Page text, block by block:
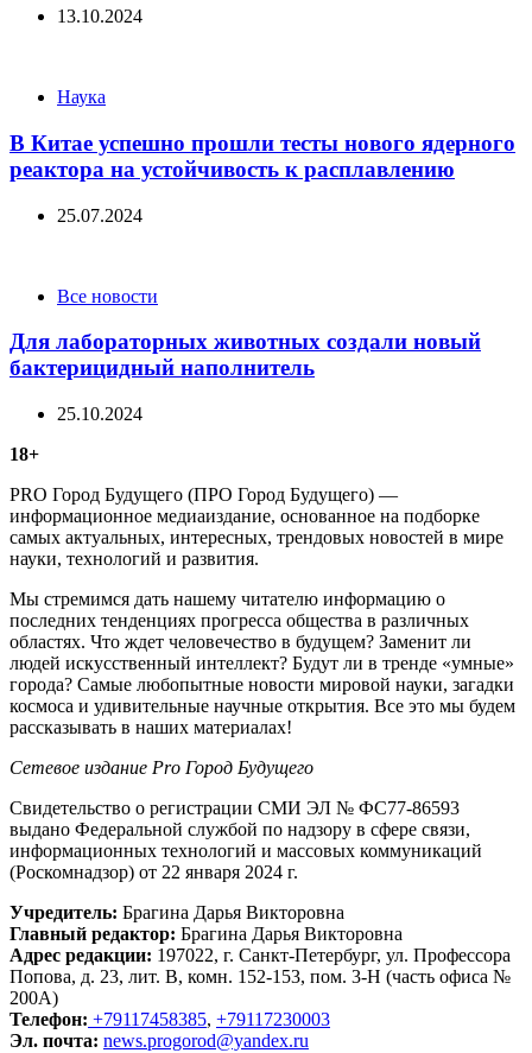
13.10.2024
Categories
Наука
В Китае успешно прошли тесты нового ядерного
реактора на устойчивость к расплавлению
25.07.2024
CategoriesВсе новости
Для лабораторных животных создали новый
бактерицидный наполнитель
25.10.2024
18+
PRO Город Будущего (ПРО Город Будущего) —
информационное медиаиздание, основанное на подборке
самых актуальных, интересных, трендовых новостей в мире
науки, технологий и развития.
Мы стремимся дать нашему читателю информацию о
последних тенденциях прогресса общества в различных
областях. Что ждет человечество в будущем? Заменит ли
людей искусственный интеллект? Будут ли в тренде «умные»
города? Самые любопытные новости мировой науки, загадки
космоса и удивительные научные открытия. Все это мы будем
рассказывать в наших материалах!
Сетевое издание Рrо Город Будущего
Свидетельство о регистрации СМИ ЭЛ № ФС77-86593
выдано Федеральной службой по надзору в сфере связи,
информационных технологий и массовых коммуникаций
(Роскомнадзор) от 22 января 2024 г.
Учредитель: Брагина Дарья Викторовна
Главный редактор: Брагина Дарья Викторовна
Адрес редакции: 197022, г. Санкт-Петербург, ул. Профессора
Попова, д. 23, лит. В, комн. 152-153, пом. 3-Н (часть офиса №
200А)
Телефон: +79117458385, +79117230003
Эл. почта: news.progorod@yandex.ru